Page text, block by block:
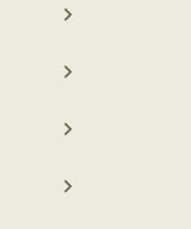
navigate_next
navigate_next
navigate_next
navigate_next